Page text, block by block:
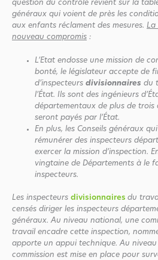
question du contrôle revient sur la
généraux qui voient de près les
aux enfants réclament des mesures. La
nouveau compromis :
L’Etat endosse une mission de
bonté, le législateur accepte de
d’inspecteursdivisionnaires du
l’État. Ils sont des ingénieurs
départementaux de plus de trois
seront payés par l’État.
En plus, les Conseils généraux
rémunérer des inspecteurs
exercer la mission d’inspection.
vingtaine de Départements à le
inspecteurs.
Les inspecteurs divisionnaires du
censés diriger les inspecteurs
généraux. Au niveau national, une
travail encadre cette inspection,
apporte un appui technique. Au
commission est mise en place pour